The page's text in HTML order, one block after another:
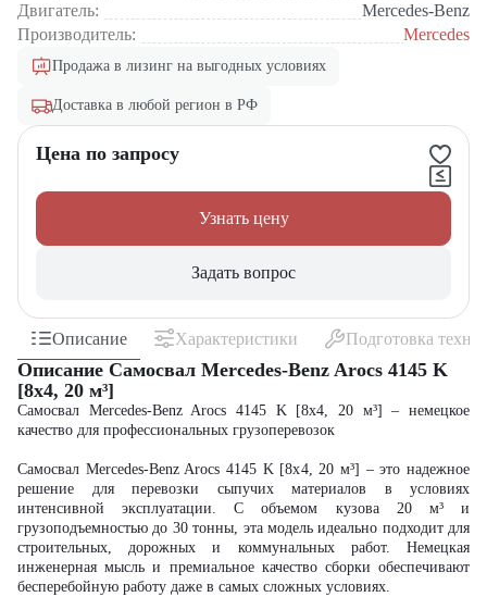
Двигатель:
Mercedes-Benz
Производитель:
Mercedes
Продажа в лизинг на выгодных условиях
Доставка в любой регион в РФ
Цена по запросу
Узнать цену
Задать вопрос
Описание Характеристики Подготовка
Описание Самосвал Mercedes-Benz Arocs 4145 K
[8x4, 20 м³]
Самосвал Mercedes-Benz Arocs 4145 K [8x4, 20 м³] – немецкое
качество для профессиональных грузоперевозок
Самосвал Mercedes-Benz Arocs 4145 K [8x4, 20 м³] – это надежное
решение для перевозки сыпучих материалов в условиях
интенсивной эксплуатации. С объемом кузова 20 м³ и
грузоподъемностью до 30 тонны, эта модель идеально подходит для
строительных, дорожных и коммунальных работ. Немецкая
инженерная мысль и премиальное качество сборки обеспечивают
бесперебойную работу даже в самых сложных условиях.